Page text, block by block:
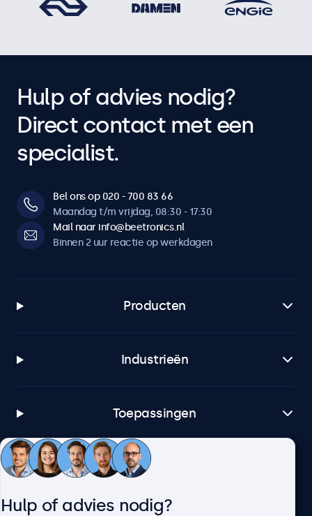
Hulp of advies nodig?
Direct contact met een
specialist.
Bel ons op 020 - 700 83 66
Maandag t/m vrijdag, 08:30 - 17:30
Mail naar info@beetronics.nl
Binnen 2 uur reactie op werkdagen
Producten
Industrieën
Toepassingen
Klantenservice
Hulp of advies nodig?